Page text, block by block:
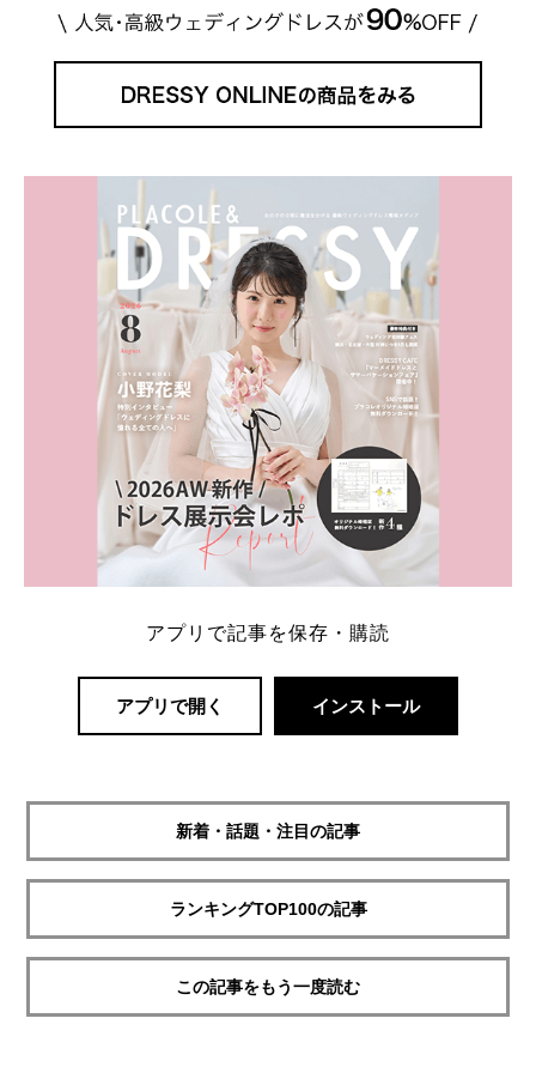
アプリで記事を保存・購読
アプリで開く インストール
新着・話題・注目の記事
ランキングTOP100の記事
この記事をもう一度読む